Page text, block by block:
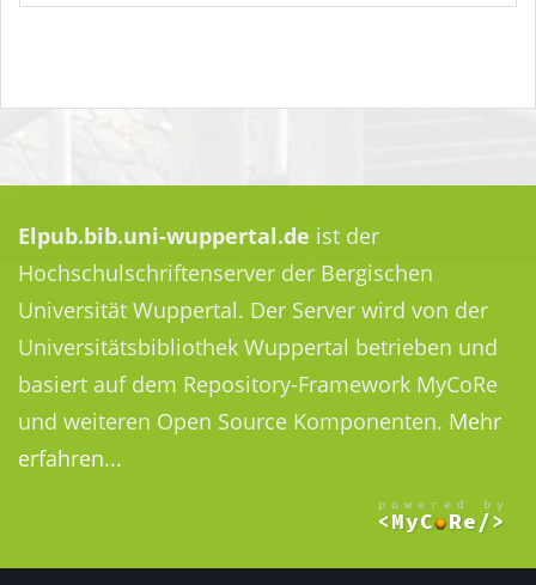
Elpub.bib.uni-wuppertal.de ist der
Hochschulschriftenserver der Bergischen
Universität Wuppertal. Der Server wird von der
Universitätsbibliothek Wuppertal betrieben und
basiert auf dem Repository-Framework MyCoRe
und weiteren Open Source Komponenten. Mehr
erfahren...